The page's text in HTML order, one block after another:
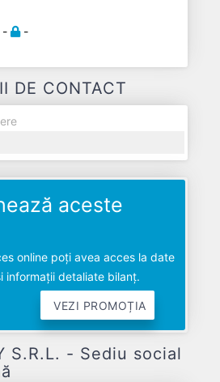
- -
DE CONTACT
aceste
online poți avea acces la date
informații detaliate bilanț.
VEZI PROMOȚIA
S.R.L. - Sediu social